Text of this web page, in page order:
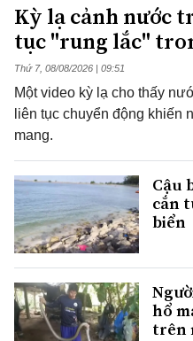
Kỳ lạ cảnh nước
tục "rung lắc"
Thứ 7, 08/08/2026 | 09:51
Một video kỳ lạ cho thấy
liên tục chuyển động
mang.
Cậu
cắn
biển
hổ
trên